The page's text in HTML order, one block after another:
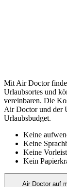
Mit Air Doctor
Urlaubsortes und
vereinbaren. Die
Air Doctor und der
Urlaubsbudget.
Keine
Keine
Keine
Kein
Air Doctor auf